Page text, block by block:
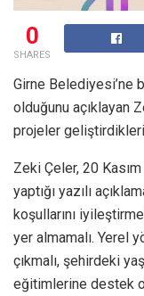
0
SHARES
Girne Belediyesi’ne
olduğunu açıklayan
projeler
Zeki Çeler, 20
yaptığı yazılı
koşullarını
yer almamalı. Yerel
çıkmalı, şehirdeki
eğitimlerine destek